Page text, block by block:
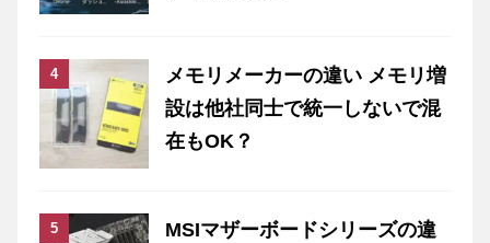
メモリメーカーの違い メモリ増
設は他社同士で統一しないで混
在もOK？
MSIマザーボードシリーズの違